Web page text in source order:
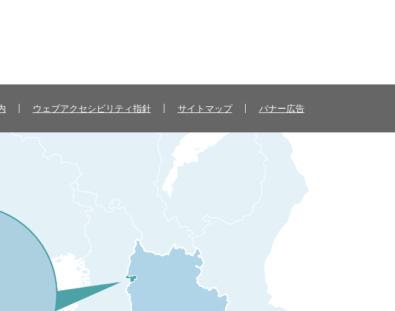
ウェブアクセシビリティ指針 サイトマップ バナー広告